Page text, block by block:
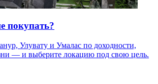
покупать?
Улувату и Умалас по доходности,
— и выберите локацию под свою цель.